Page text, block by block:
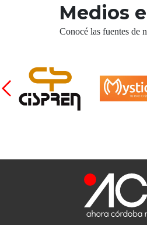
Medios
Conocé las fuentes de